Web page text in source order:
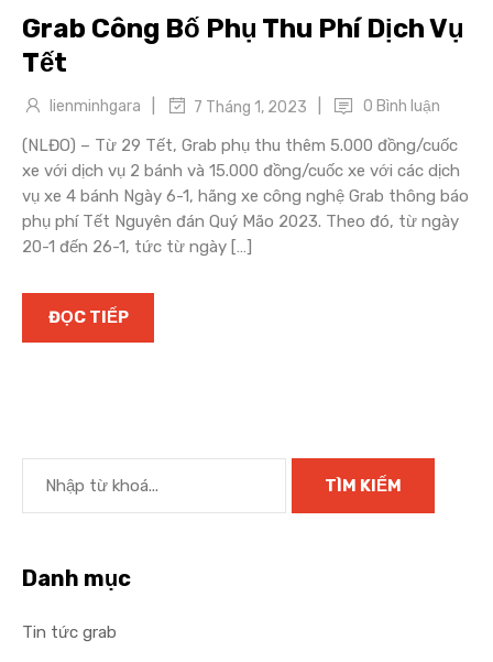
Grab Công Bố Phụ Thu Phí Dịch Vụ
Tết
lienminhgara 7 Tháng 1, 2023 0 Bình luận
(NLĐO) – Từ 29 Tết, Grab phụ thu thêm 5.000 đồng/cuốc
xe với dịch vụ 2 bánh và 15.000 đồng/cuốc xe với các dịch
vụ xe 4 bánh Ngày 6-1, hãng xe công nghệ Grab thông báo
phụ phí Tết Nguyên đán Quý Mão 2023. Theo đó, từ ngày
20-1 đến 26-1, tức từ ngày […]
ĐỌC TIẾP
Danh mục
Tin tức grab